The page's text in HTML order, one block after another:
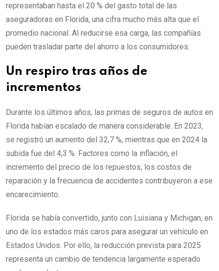
representaban hasta el 20 % del gasto total de las
aseguradoras en Florida, una cifra mucho más alta que el
promedio nacional. Al reducirse esa carga, las compañías
pueden trasladar parte del ahorro a los consumidores.
Un respiro tras años de
incrementos
Durante los últimos años, las primas de seguros de autos en
Florida habían escalado de manera considerable. En 2023,
se registró un aumento del 32,7 %, mientras que en 2024 la
subida fue del 4,3 %. Factores como la inflación, el
incremento del precio de los repuestos, los costos de
reparación y la frecuencia de accidentes contribuyeron a ese
encarecimiento.
Florida se había convertido, junto con Luisiana y Michigan, en
uno de los estados más caros para asegurar un vehículo en
Estados Unidos. Por ello, la reducción prevista para 2025
representa un cambio de tendencia largamente esperado